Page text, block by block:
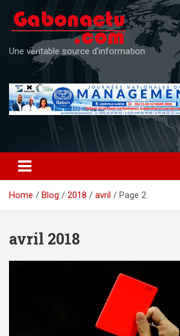
content
Une véritable source d'information
Home Blog 2018 avril Page 2
avril 2018